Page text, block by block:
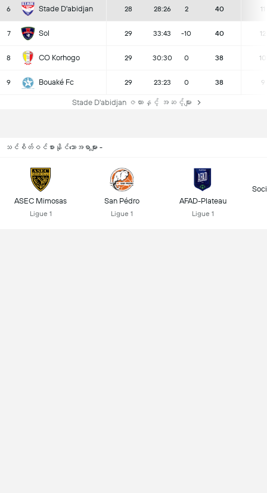
6 Stade D'abidjan 28 28:26 2 40 11
7 Sol 29 33:43 -10 40 12
8 CO Korhogo 29 30:30 0 38 10
9 Bouaké Fc 29 23:23 0 38 9
Stade D'abidjan ဇယားနှင့် အဆင့်များ
သင်စိတ်ဝင်စားနိုင်သောအရာများ -
ASEC Mimosas
Ligue 1
San Pédro
Ligue 1
AFAD-Plateau
Ligue 1